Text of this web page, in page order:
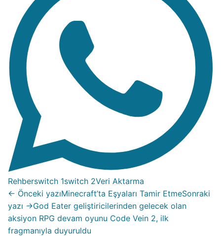
Rehberswitch 1switch 2Veri Aktarma
← Önceki yazıMinecraft’ta Eşyaları Tamir EtmeSonraki
yazı →God Eater geliştiricilerinden gelecek olan
aksiyon RPG devam oyunu Code Vein 2, ilk
fragmanıyla duyuruldu